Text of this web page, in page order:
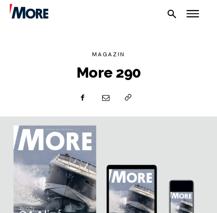
SPORT
PLOVILA
PLOVIDBA
SPIZA
MAGAZIN
More 290